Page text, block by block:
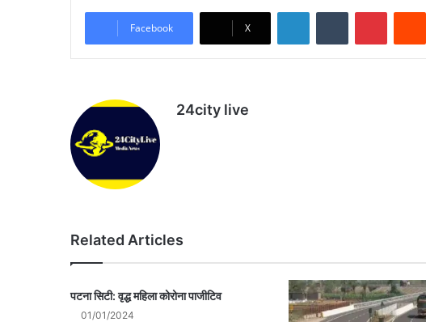
Facebook X
LinkedInTumblr Pinterest
24city live
Related Articles
पटना सिटी: वृद्ध महिला कोरोना पाजीटिव
01/01/2024